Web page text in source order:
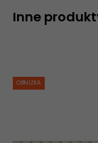
Inne
OBNIŻKA